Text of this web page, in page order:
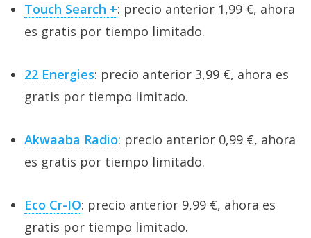
Touch Search +: precio anterior 1,99 €, ahora
es gratis por tiempo limitado.
22 Energies: precio anterior 3,99 €, ahora es
gratis por tiempo limitado.
Akwaaba Radio: precio anterior 0,99 €, ahora
es gratis por tiempo limitado.
Eco Cr-IO: precio anterior 9,99 €, ahora es
gratis por tiempo limitado.